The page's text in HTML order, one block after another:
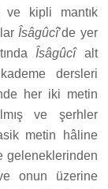
ve kipli mantık
Îsâgûcî’de yer
Îsâgûcîalt
dersleri
her iki metin
ve şerhler
metin hâline
geleneklerinden
onun üzerine